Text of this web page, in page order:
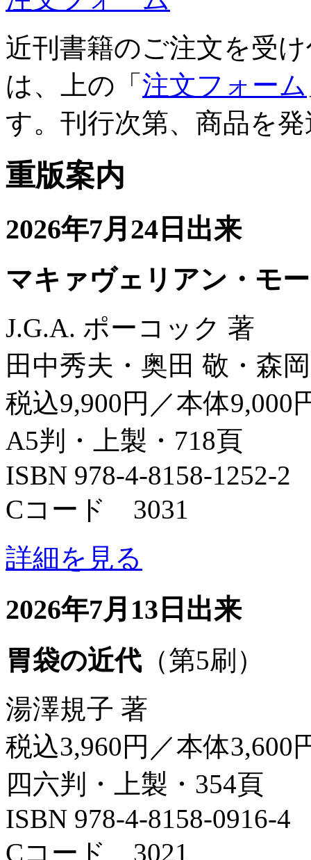
近刊書籍のご注文を受
は、上の「 注文フォーム
す。刊行次第、商品を
重版案内
2026年7月24日出来
マキァヴェリアン・モ
J.G.A. ポーコック 著
田中秀夫・奥田 敬・森
税込9,900円／本体9,000
A5判・上製・718頁
ISBN 978-4-8158-1252-2
Cコード 3031
詳細を見る
2026年7月13日出来
胃袋の近代（第5刷）
湯澤規子 著
税込3,960円／本体3,600
四六判・上製・354頁
ISBN 978-4-8158-0916-4
Cコード 3021